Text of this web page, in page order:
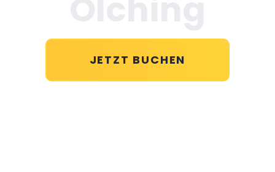
JETZT BUCHEN